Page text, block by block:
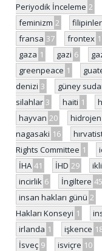
Periyodik İnceleme 2
feminizm 2 filipinler
fransa 37 frontex 1
gaza 1 gazi 6
greenpeace 1
denizi 3 güney
silahlar 3 haiti 1
hayvan 20 hidrojen
nagasaki 16
Rights Committee 1
İHA 41 İHD 29
incirlik 6 İngiltere 45
insan hakları günü 2
Hakları Konseyi 1
irlanda 1 işkence
İsveç 9 isviçre 10